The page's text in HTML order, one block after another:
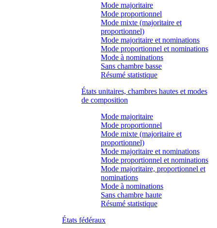
Mode majoritaire
Mode proportionnel
Mode mixte (majoritaire et
proportionnel)
Mode majoritaire et nominations
Mode proportionnel et nominations
Mode à nominations
Sans chambre basse
Résumé statistique
États unitaires, chambres hautes et modes
de composition
Mode majoritaire
Mode proportionnel
Mode mixte (majoritaire et
proportionnel)
Mode majoritaire et nominations
Mode proportionnel et nominations
Mode majoritaire, proportionnel et
nominations
Mode à nominations
Sans chambre haute
Résumé statistique
États fédéraux